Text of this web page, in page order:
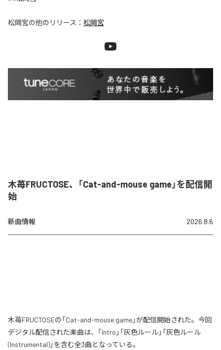
松岡宮の他のリリース： 松岡宮
木苺FRUCTOSE、「Cat-and-mouse game」を配信開
始
新曲情報 2026.8.6
木苺FRUCTOSEの「Cat-and-mouse game」が配信開始された。今回
デジタル配信された楽曲は、「Intro」「灰色ルール」「灰色ルール
(Instrumental)」を含む全3曲となっている。